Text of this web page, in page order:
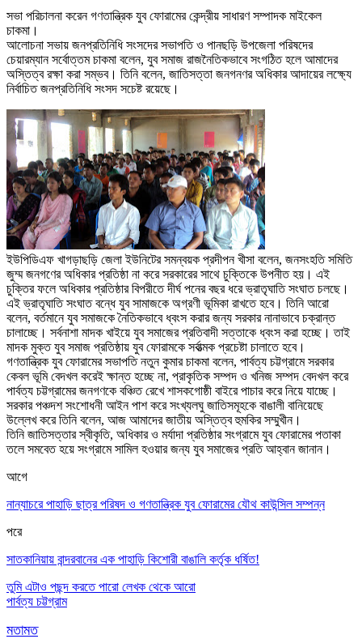
সভা পরিচালনা করেন গণতান্ত্রিক যুব ফোরামের কেন্দ্রীয় সাধারণ সম্পাদক মাইকেল
চাকমা।
আলোচনা সভায় জনপ্রতিনিধি সংসদের সভাপতি ও পানছড়ি উপজেলা পরিষদের
চেয়ারম্যান সর্বোত্তম চাকমা বলেন, যুব সমাজ রাজনৈতিকভাবে সংগঠিত হলে আমাদের
অস্তিত্ব রক্ষা করা সম্ভব। তিনি বলেন, জাতিসত্তা জনগনণর অধিকার আদায়ের লক্ষ্যে
নির্বাচিত জনপ্রতিনিধি সংসদ সচেষ্ট রয়েছে।
ইউপিডিএফ খাগড়াছড়ি জেলা ইউনিটের সমন্বয়ক প্রদীপন খীসা বলেন, জনসংহতি সমিতি
জুম্ম জনগণের অধিকার প্রতিষ্ঠা না করে সরকারের সাথে চুক্তিকে উপনীত হয়। এই
চুক্তির ফলে অধিকার প্রতিষ্ঠার বিপরীতে দীর্ঘ পনের বছর ধরে ভ্রাতৃঘাতি সংঘাত চলছে।
এই ভ্রাতৃঘাতি সংঘাত বন্ধে যুব সামাজকে অগ্রণী ভূমিকা রাখতে হবে। তিনি আরো
বলেন, বর্তমানে যুব সমাজকে নৈতিকভাবে ধ্বংস করার জন্য সরকার নানাভাবে চক্রান্ত
চালাচ্ছে। সর্বনাশা মাদক খাইয়ে যুব সমাজের প্রতিবাদী সত্তাকে ধ্বংস করা হচ্ছে। তাই
মাদক মুক্ত যুব সমাজ প্রতিষ্ঠায় যুব ফোরামকে সর্বাত্মক প্রচেষ্টা চালাতে হবে।
গণতান্ত্রিক যুব ফোরামের সভাপতি নতুন কুমার চাকমা বলেন, পার্বত্য চট্টগ্রামে সরকার
কেবল ভূমি বেদখল করেই ক্ষান্ত হচ্ছে না, প্রাকৃতিক সম্পদ ও খনিজ সম্পদ বেদখল করে
পার্বত্য চট্টগ্রামের জনগণকে বঞ্চিত রেখে শাসকগোষ্ঠী বাইরে পাচার করে নিয়ে যাচ্ছে।
সরকার পঞ্চদশ সংশোধনী আইন পাশ করে সংখ্যলঘু জাতিসমূহকে বাঙালী বানিয়েছে
উল্লেখ করে তিনি বলেন, আজ আমাদের জাতীয় অস্তিত্ব হুমকির সম্মুখীন।
তিনি জাতিসত্তার স্বীকৃতি, অধিকার ও মর্যাদা প্রতিষ্ঠার সংগ্রামে যুব ফোরামের পতাকা
তলে সমবেত হয়ে সংগ্রামে সামিল হওয়ার জন্য যুব সমাজের প্রতি আহ্বান জানান।
আগে
নান্যাচরে পাহাড়ি ছাত্র পরিষদ ও গণতান্ত্রিক যুব ফোরামের যৌথ কাউন্সিল সম্পন্ন
পরে
সাতকানিয়ায় বান্দরবানের এক পাহাড়ি কিশোরী বাঙালি কর্তৃক ধর্ষিত!
তুমি এটাও পছন্দ করতে পারো লেখক থেকে আরো
পার্বত্য চট্টগ্রাম
মতামত